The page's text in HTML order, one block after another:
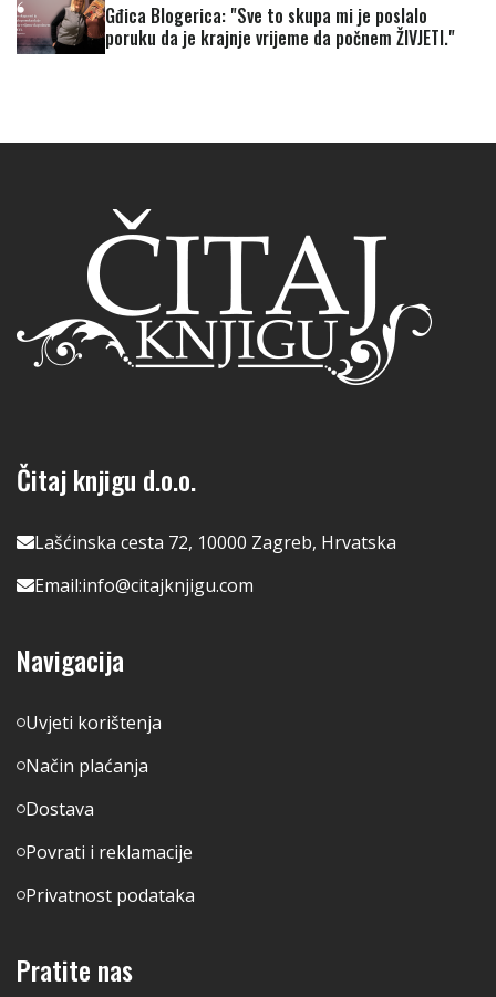
Gđica Blogerica: "Sve to skupa mi je poslalo
poruku da je krajnje vrijeme da počnem ŽIVJETI."
Čitaj knjigu d.o.o.
Lašćinska cesta 72, 10000 Zagreb, Hrvatska
Email:info@citajknjigu.com
Navigacija
Uvjeti korištenja
Način plaćanja
Dostava
Povrati i reklamacije
Privatnost podataka
Pratite nas